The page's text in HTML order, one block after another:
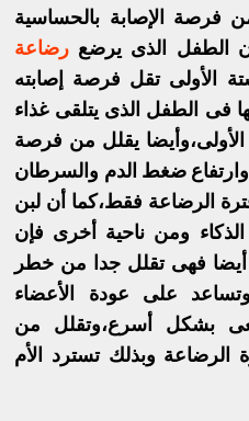
فرصة الإصابة بالحساسية
الطفل الذى يرضع رضاعة
الأولى تقل فرصة إصابته
مرات عنها فى الطفل الذى يتلقى غذاء
يقلل من فرصة
ضغط الدم والسرطان
الرضاعة فقط،كما أن لبن
ومن ناحية أخرى فإن
أيضا فهى تقلل جدا من خطر
على عودة الأعضاء
بشكل أسرع،وتقلل من
وبذلك تسترد الأم